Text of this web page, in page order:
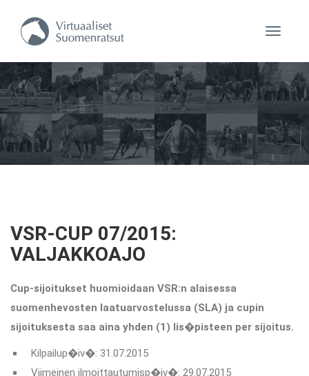
VSR-CUP 07/2015:
VALJAKKOAJO
Cup-sijoitukset huomioidaan VSR:n alaisessa
suomenhevosten laatuarvostelussa (SLA) ja cupin
sijoituksesta saa aina yhden (1) lis�pisteen per sijoitus.
Kilpailup�iv�: 31.07.2015
Viimeinen ilmoittautumisp�iv�: 29.07.2015